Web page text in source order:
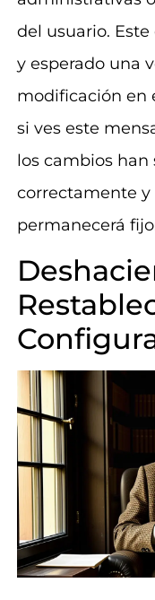
del usuario.
y esperado una
modificación en
si ves este
los cambios han
correctamente
permanecerá